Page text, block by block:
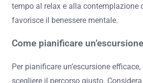
tempo al relax e alla contemplazione
favorisce il benessere mentale.
Come pianificare
Per pianificare un’escursione
scegliere il percorso giusto.